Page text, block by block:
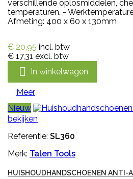
verschillende oplosmiddelen,
temperaturen. -
Afmeting: 400 x 60 x 130mm
€ 20,95 incl. btw
€ 17,31 excl. btw
 In winkelwagen
Meer
Nieuw
bekijken
Referentie: SL360
Merk: Talen Tools
HUISHOUDHANDSCHOENEN ANTI-